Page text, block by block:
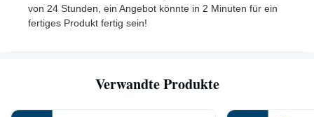
von 24 Stunden, ein Angebot könnte in 2 Minuten für ein
fertiges Produkt fertig sein!
Verwandte Produkte